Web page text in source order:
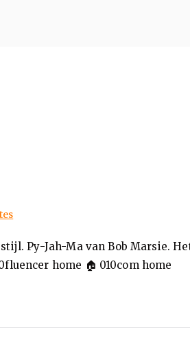
Py-Jah-Ma van Bob Marsie.
home 🏠 010com home